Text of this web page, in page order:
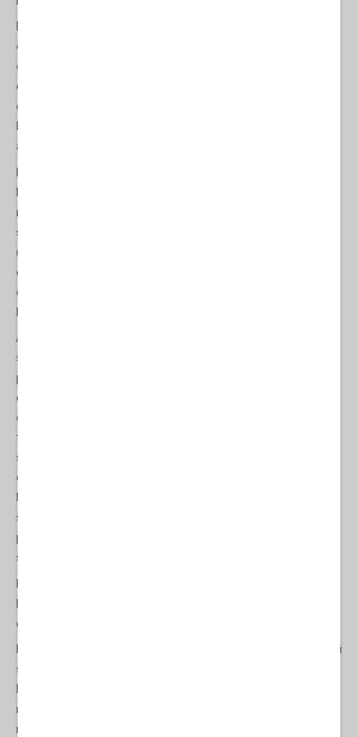
ex) democrazie occidentali. I difensori di Israele (e della Segre)
oggi sono i postfascisti: il deputato di Fratelli d'Italia Bignami,
quello dall'espressione scocciata, e famoso per essersi vestito
da gerarca nazista qualche anno fa; il Presidente del Senato
antifascista ma conserva il busto di Mussolini.
ministro) ed è incredibile come, uno Stato all'avanguardia nei
sistemi di intelligence, dotato di uno dei servizi segreti più temuti
(il Mossad), che controlla ogni passo dei palestinesi, e capace di
compiere attentati in altri Paesi sovrani, non si sia accorto di ciò
che stava per accadere il 7 ottobre 2023. Eppure fonti interne ad
Aspetti poco affrontati in questi due, drammatici, anni. Perchè
secondo la narrazione dominante chi li evidenzia è antisemita e
pro Hamas. Come milioni e milioni di cittadini in tutto il mondo
che manifestano contro la pulizia etnica. Al pari dei membri
dell'ONU e dei Paesi che, con notevole ritardo, ma almeno
formalmente, riconoscono la Palestina. Quindi nemici di Israele
sono anche i tanti cittadini ebrei, intellettuali, docenti universitari,
ex ministri ed esponenti dell'esercito, che parlano di genocidio.
settemila euro a post) per diffondere video fake. Siamo ad un
punto di non ritorno, il rischio è il diffondersi, un pò dappertutto,
sia di ondate antiebraiche che di attentati di matrice islamica.
dalle forze di destra in Occidente, ma anche dai governi liberali.
E' di queste ore l'accordo sul cessate il fuoco. Un importante e (si
spera) decisivo passo avanti. Considerati i protagonisti e
rappresentativa del popolo palestinese non c'è da aspettarsi
nulla di buono. A chi verrà affidata l'amministrazione dei territori?